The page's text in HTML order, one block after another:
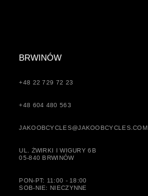
BRWINÓW
+48 22 729 72 23
+48 604 480 563
JAKOOBCYCLES@JAKOOBCYCLES.COM
UL. ŻWIRKI I WIGURY 6B
05-840 BRWINÓW
PON-PT: 11:00 - 18:00
SOB-NIE: NIECZYNNE